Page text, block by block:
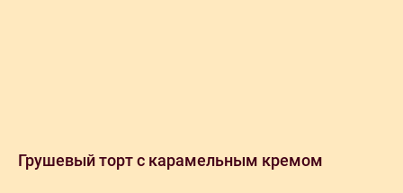
Грушевый торт с карамельным кремом